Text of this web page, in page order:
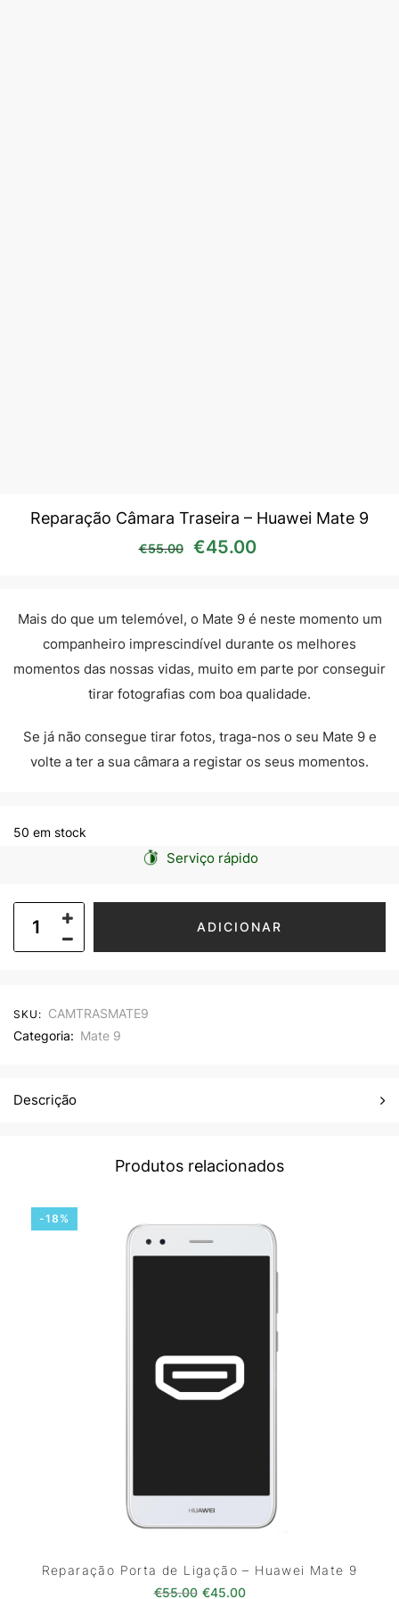
Reparação Câmara Traseira – Huawei Mate 9
€55.00 O preço original era:
€45.00
Mais do que um telemóvel, o Mate 9 é neste momento um
companheiro imprescindível durante os melhores
momentos das nossas vidas, muito em parte por conseguir
tirar fotografias com boa qualidade.
Se já não consegue tirar fotos, traga-nos o seu Mate 9 e
volte a ter a sua câmara a registar os seus momentos.
50 em stock
Serviço rápido
ADICIONAR
SKU: CAMTRASMATE9
Categoria: Mate 9
Descrição
Produtos relacionados
-18%
Reparação Porta de Ligação – Huawei Mate 9
€55.00 O preço original era: €55.00.
€45.00O preço atual é: